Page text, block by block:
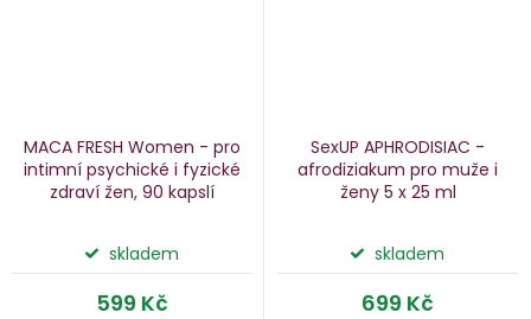
MACA FRESH Women - pro
intimní psychické i fyzické
zdraví žen, 90 kapslí
skladem
599 Kč
SexUP APHRODISIAC -
afrodiziakum pro muže i
ženy 5 x 25 ml
skladem
699 Kč